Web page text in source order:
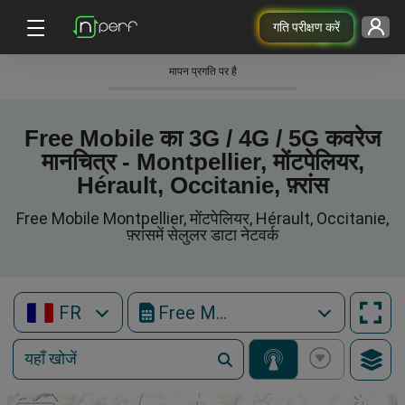
गति परीक्षण करें
मापन प्रगति पर है
Free Mobile का 3G / 4G / 5G कवरेज
मानचित्र - Montpellier, मोंटपेलियर,
Hérault, Occitanie, फ़्रांस
Free Mobile Montpellier, मोंटपेलियर, Hérault, Occitanie,
फ़्रांसमें सेलुलर डाटा नेटवर्क
FR Free Mobile